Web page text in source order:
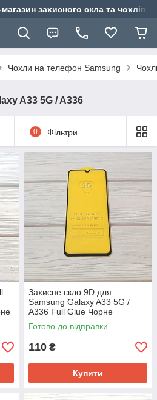
захисного скла та чохлів
Чохли на телефон Samsung
A33 5G / A336
0 Фільтри
Захисне скло 9D для
Samsung Galaxy A33 5G /
A336 Full Glue Чорне
Готово до відправки
110 ₴
Купити